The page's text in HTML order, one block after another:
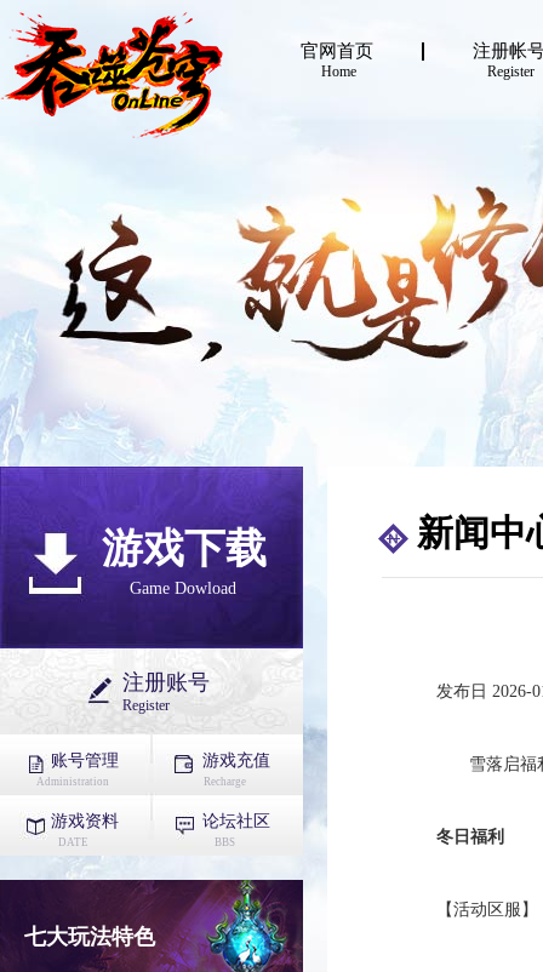
官网首页
Home
注册帐
Register
游戏下载
Game Dowload
注册账号
Register
账号管理
Administration
游戏充值
Recharge
游戏资料
DATE
论坛社区
BBS
七大玩法特色
新闻中
发布日 2026-
雪落启福
冬日福利
【活动区服